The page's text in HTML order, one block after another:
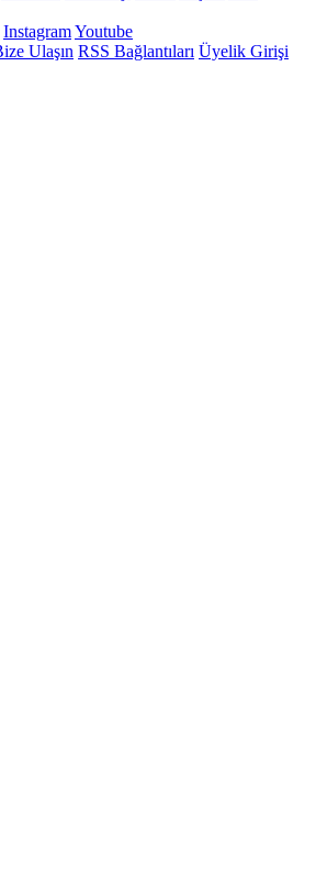
InstagramYoutube
Ulaşın RSS Bağlantıları Üyelik Girişi